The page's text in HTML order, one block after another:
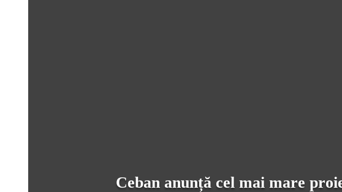
Ceban anunță cel mai mare